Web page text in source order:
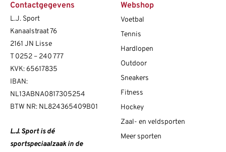
Contactgegevens
L.J. Sport
Kanaalstraat 76
2161 JN Lisse
T 0252 – 240 777
KVK: 65617835
IBAN:
NL13ABNA0817305254
BTW NR: NL824365409B01
L.J. Sport is dé
sportspeciaalzaak in de
Webshop
Voetbal
Tennis
Hardlopen
Outdoor
Sneakers
Fitness
Hockey
Zaal- en veldsporten
Meer sporten